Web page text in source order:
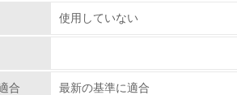
の実用化に挑戦していきます。
使用していない
合 最新の基準に適合